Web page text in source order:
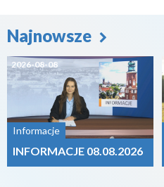
Najnowsze
2026-08-08
Informacje
INFORMACJE 08.08.2026